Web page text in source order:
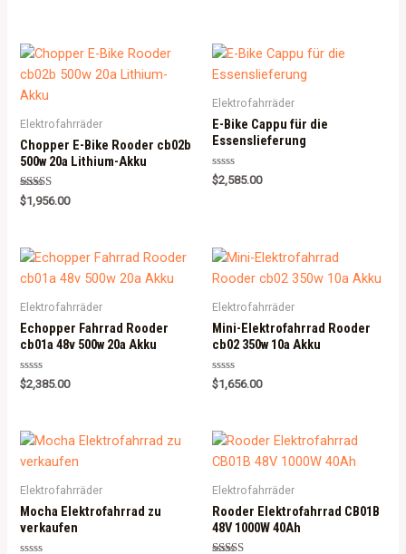
Elektrofahrräder
Chopper E-Bike Rooder cb02b
500w 20a Lithium-Akku
Rated
5.00
$1,956.00
Elektrofahrräder
E-Bike Cappu für die
Essenslieferung
Rated
0
$2,585.00
Elektrofahrräder
Echopper Fahrrad Rooder
cb01a 48v 500w 20a Akku
Rated
0
$2,385.00
Elektrofahrräder
Mini-Elektrofahrrad Rooder
cb02 350w 10a Akku
Rated
0
$1,656.00
Elektrofahrräder
Mocha Elektrofahrrad zu
verkaufen
Elektrofahrräder
Rooder Elektrofahrrad CB01B
48V 1000W 40Ah